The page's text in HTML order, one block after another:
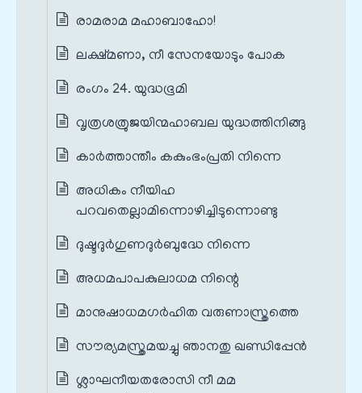
രാമരാമ മഹാബാഹോ!
ലക്ഷ്മണാ, നീ സേനയോടും പോക
രംഗം 24. യുദ്ധഭൂമി
വൃത്രശത്രുജയിന്മഹാബല യുദ്ധത്തിനിങ്ങു
കാർത്താന്തീം കകുംഭംപ്രതി നിന്നെ
അധികം നീയിഹ
പറവതെല്ലാമിന്നൊഴിച്ചിടുന്നൊണ്ടു
ദുഷ്ടദുർഗുണദുർബുദ്ധേ നിന്നെ
അധമപാപകുലാധമ നിന്റെ
മാനുഷാധമഗർഹിത വരുണാസ്ത്രത്തെ
സൗര്യമസ്ത്രമയച്ചു ഞാനതു ഖണ്ഡിപ്പേൻ
ശ്ലാഘനീയതരോസി നീ മമ